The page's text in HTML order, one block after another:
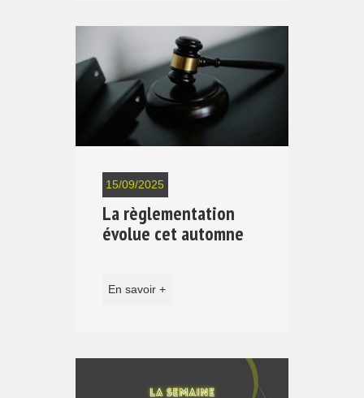
15/09/2025
La règlementation
évolue cet automne
En savoir +